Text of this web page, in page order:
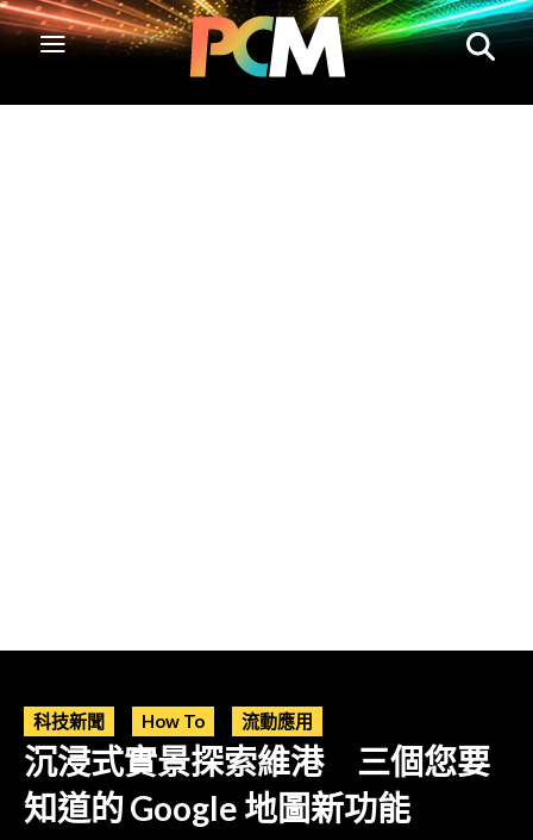
科技新聞 How To 流動應用
沉浸式實景探索維港 三個您要
知道的 Google 地圖新功能